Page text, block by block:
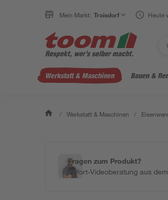
Mein Markt: Troisdorf Heute
Werkstatt & Maschinen Bauen &
/ Werkstatt & Maschinen /
Fragen zum Produkt?
Sofort-Videoberatung aus